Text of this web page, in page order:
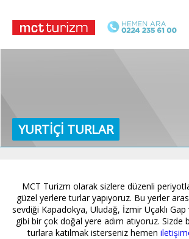
YURTIÇI TURLAR
MCT Turizm olarak sizlere düzenli
güzel yerlere turlar yapıyoruz. Bu yerler
sevdiği Kapadokya, Uludağ, İzmir Uçaklı
gibi bir çok doğal yere adım atıyoruz. Sizde
turlara katılmak isterseniz hemen